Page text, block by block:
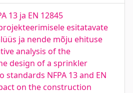
13 ja EN 12845
esitatavate
ja nende mõju ehituse
analysis of the
design of a sprinkler
NFPA 13 and EN
on the construction